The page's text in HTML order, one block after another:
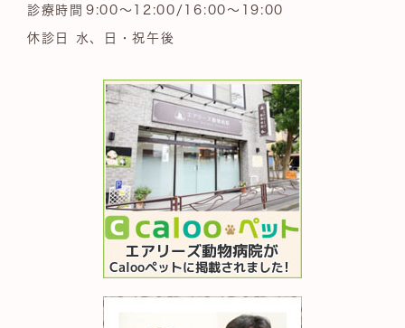
診療時間 9:00～12:00/16:00～19:00
休診日 水、日・祝午後